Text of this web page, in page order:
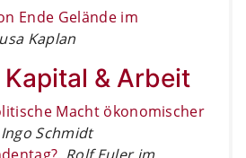
Ende Gelände im
Kaplan
& Arbeit
Macht ökonomischer
Schmidt